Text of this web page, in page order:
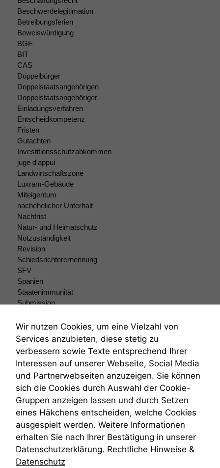
Beschwerdelegitimation
Betreibungsferien
Beweiswürdigung
BGE
BIT
CAS
Doppelbürger
Doppelstaatsangehörigen
Doppelstaatsangehöriger
Einladungsverfahren
Entscheidkompetenz
Fristen
Gutachten
Investitionsschutzabkommen
juge d'appui
Landwirtschaftszone
Luxram-Gebäude
Miteigentum
nachehelicher Unterhalt
Nachfrist
Natur- und Heimatschutz
Notzuständigkeit
Revision
Schiedsrichterernennung
SFV
Spanien
Staatenimmunität
Submission
Teilungsklage
Venezuela
VRK
Wiederherstellungsanordnung
Zivilprozessordnung
ZPO
Zustellfiktion
Zuständigkeit
Öffentliches Personalrecht
Öffentlichkeitsprinzip
Wir nutzen Cookies, um eine Vielzahl von
Services anzubieten, diese stetig zu
verbessern sowie Texte entsprechend Ihrer
Interessen auf unserer Webseite, Social Media
und Partnerwebseiten anzuzeigen. Sie können
sich die Cookies durch Auswahl der Cookie-
Gruppen anzeigen lassen und durch Setzen
eines Häkchens entscheiden, welche Cookies
ausgespielt werden. Weitere Informationen
erhalten Sie nach Ihrer Bestätigung in unserer
Datenschutzerklärung. Rechtliche Hinweise &
Datenschutz